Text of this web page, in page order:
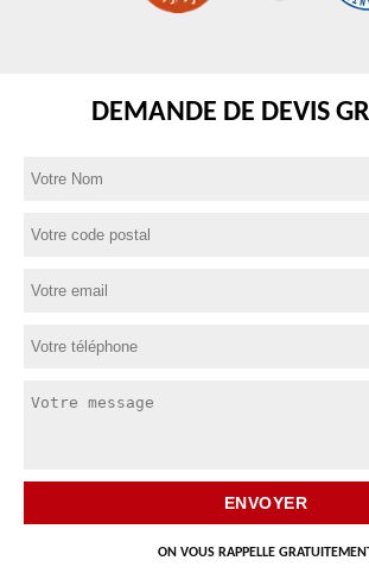
DEMANDE DE DEVIS
ON VOUS RAPPELLE